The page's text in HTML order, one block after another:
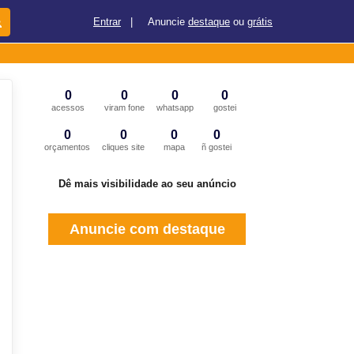
Entrar Anuncie destaque ou grátis
0
acessos
0
viram fone
0
whatsapp
0
gostei
0
orçamentos
0
cliques site
0
mapa
0
ñ gostei
Dê mais visibilidade ao seu anúncio
Anuncie com destaque